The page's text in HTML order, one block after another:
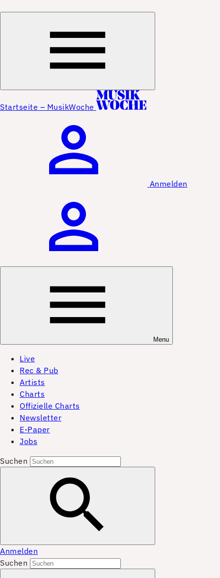
Startseite – MusikWoche
Anmelden
Menu
Live
Rec & Pub
Artists
Charts
Offizielle Charts
Newsletter
E-Paper
Jobs
Suchen
Anmelden
Suchen